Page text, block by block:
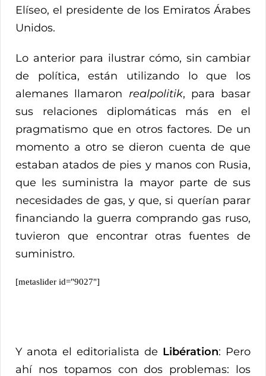
Elíseo, el presidente de los Emiratos Árabes
Unidos.
Lo anterior para ilustrar cómo, sin cambiar
de política, están utilizando lo que los
alemanes llamaron realpolitik, para basar
sus relaciones diplomáticas más en el
pragmatismo que en otros factores. De un
momento a otro se dieron cuenta de que
estaban atados de pies y manos con Rusia,
que les suministra la mayor parte de sus
necesidades de gas, y que, si querían parar
financiando la guerra comprando gas ruso,
tuvieron que encontrar otras fuentes de
suministro.
[metaslider id="9027"]
Y anota el editorialista de Libération: Pero
ahí nos topamos con dos problemas: los